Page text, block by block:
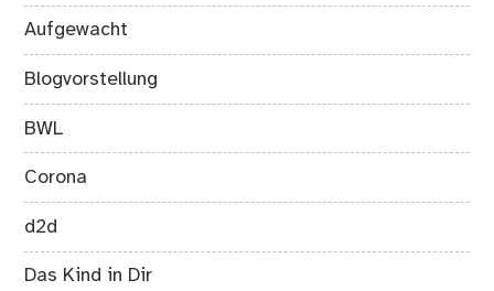
Aufgewacht
Blogvorstellung
BWL
Corona
d2d
Das Kind in Dir